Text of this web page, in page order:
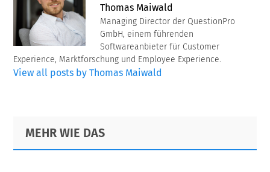
Thomas Maiwald
Managing Director der QuestionPro
GmbH, einem führenden
Softwareanbieter für Customer
Experience, Marktforschung und Employee Experience.
View all posts by Thomas Maiwald
Primary
Sidebar
Footer
MEHR WIE DAS